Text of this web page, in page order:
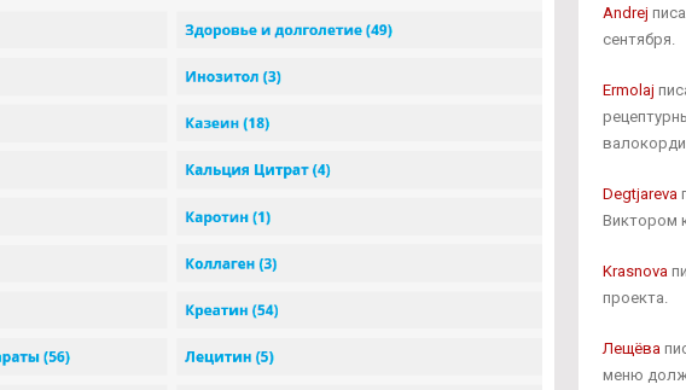
Andrej
сентября.
Ermolaj
Degtjareva
Виктором
Krasnova
проекта.
Лещёва
меню